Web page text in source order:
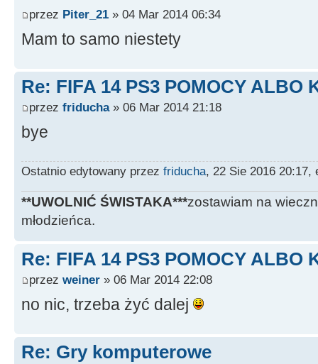
przez Piter_21 » 04 Mar 2014 06:34
Mam to samo niestety
Re: FIFA 14 PS3 POMOCY ALBO
przez friducha» 06 Mar 2014 21:18
bye
Ostatnio edytowany przez friducha, 22 Sie 2016 20:17,
**UWOLNIĆ ŚWISTAKA***zostawiam na
młodzieńca.
Re: FIFA 14 PS3 POMOCY ALBO
przez weiner » 06 Mar 2014 22:08
no nic, trzeba żyć dalej
Re: Gry komputerowe